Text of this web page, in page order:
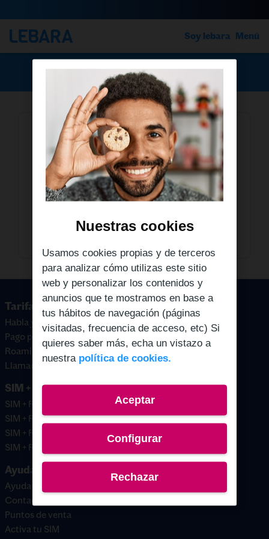
Soy lebara Menú
¿Cómo renuevo mi bono?
¿Cómo renuevo mi bono?
Si dispones de saldo, los bonos de prepago, se
renuevan automáticamente cada 28 días.
Puedes comprar otro bono antes de la fecha de
dicha fecha para seguir hablando o navegando.
Tarifas prepago
Habla y navega
Pago por uso
Roaming
Llamadas internacionales
SIM + Saldo
SIM + Recarga 10€
SIM + Recarga 15€
SIM + Recarga 20€
SIM + Recarga 30€
Ayuda y contacto
Ayuda
Contacto
Puntos de venta
Activa tu SIM
Nuestras cookies
Usamos cookies propias y de terceros
para analizar cómo utilizas este sitio
web y personalizar los contenidos y
anuncios que te mostramos en base a
tus hábitos de navegación (páginas
visitadas, frecuencia de acceso, etc) Si
quieres saber más, echa un vistazo a
nuestra política de cookies.
Rechazar
Aceptar
Configurar